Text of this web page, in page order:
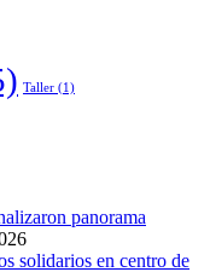
Taller (1)
panorama
solidarios en centro de